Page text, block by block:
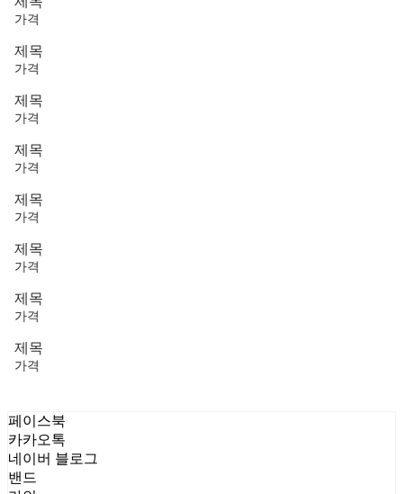
가격
제목
가격
제목
가격
제목
가격
제목
가격
제목
가격
제목
가격
제목
가격
페이스북
카카오톡
네이버 블로그
밴드